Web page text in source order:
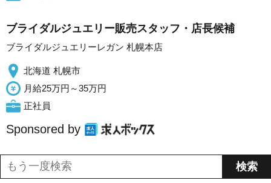
ブライダルジュエリー販売スタッフ・店長候補
ブライダルジュエリーレガン 札幌本店
北海道 札幌市
月給25万円～35万円
正社員
Sponsored by